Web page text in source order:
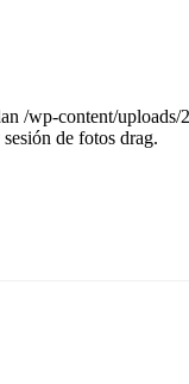
/wp-content/uploads/
de fotos drag.